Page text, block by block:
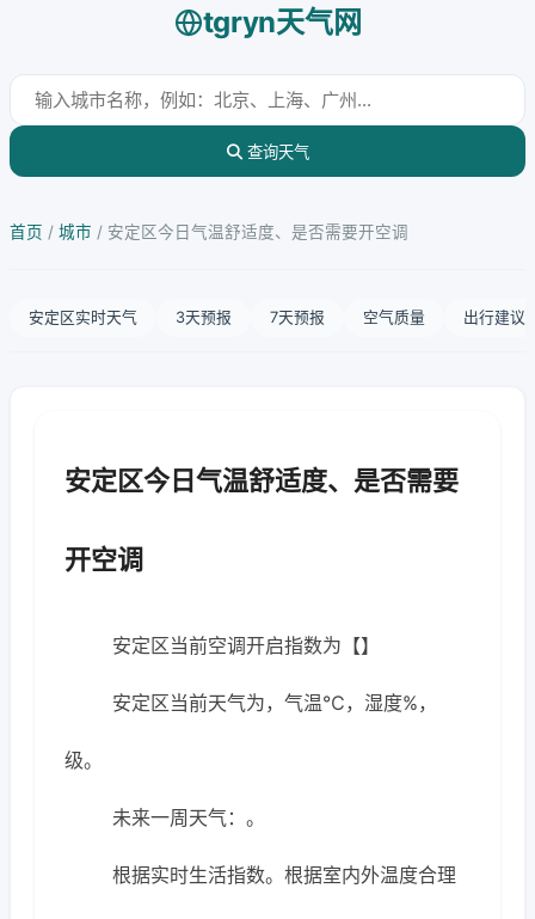
tgryn天气网
查询天气
首页 / 城市 / 安定区今日气温舒适度、是否需要开空调
安定区实时天气 3天预报 7天预报 空气质量 出行建议
安定区今日气温舒适度、是否需要
开空调
安定区当前空调开启指数为【】
安定区当前天气为，气温℃，湿度%，
级。
未来一周天气：。
根据实时生活指数。根据室内外温度合理